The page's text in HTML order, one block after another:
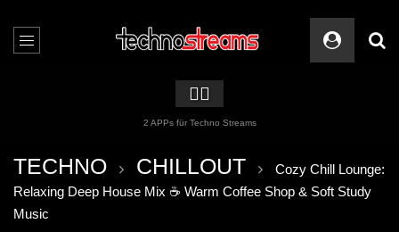
🏳️‍🌈
2 APPs für Techno Streams
TECHNO CHILLOUT
Cozy Chill Lounge:
Relaxing Deep House Mix ☕ Warm Coffee Shop & Soft Study
Music